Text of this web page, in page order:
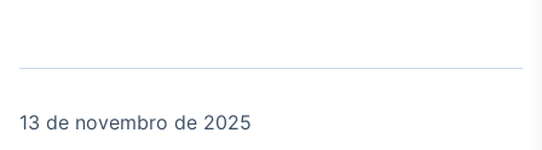
13 de novembro de 2025